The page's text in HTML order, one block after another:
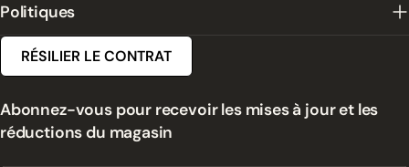
Politiques
Abonnez-vous pour recevoir les mises à jour et les
réductions du magasin
RÉSILIER LE CONTRAT